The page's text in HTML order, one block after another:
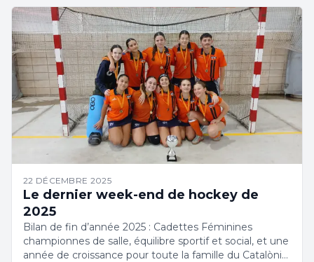
22 DÉCEMBRE 2025
Le dernier week-end de hockey de
2025
Bilan de fin d’année 2025 : Cadettes Féminines
championnes de salle, équilibre sportif et social, et une
année de croissance pour toute la famille du Catalònia